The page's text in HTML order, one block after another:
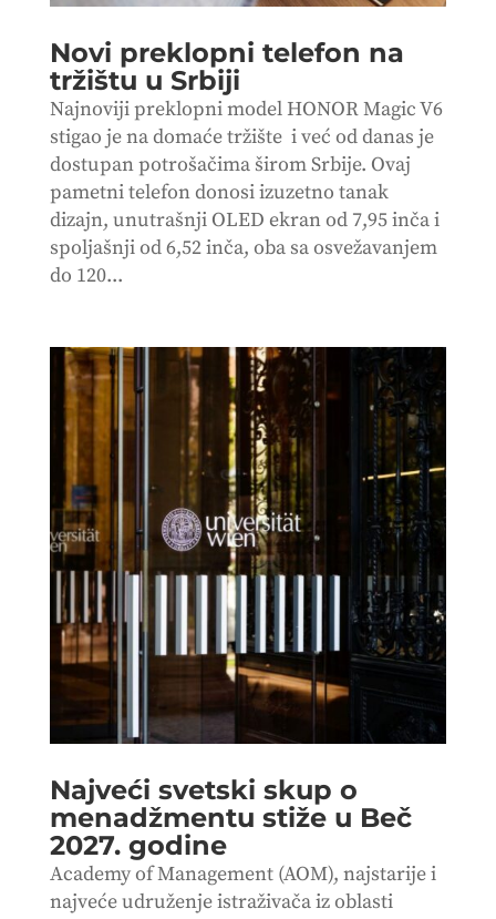
Novi preklopni telefon na
tržištu u Srbiji
Najnoviji preklopni model HONOR Magic V6
stigao je na domaće tržište i već od danas je
dostupan potrošačima širom Srbije. Ovaj
pametni telefon donosi izuzetno tanak
dizajn, unutrašnji OLED ekran od 7,95 inča i
spoljašnji od 6,52 inča, oba sa osvežavanjem
do 120...
Najveći svetski skup o
menadžmentu stiže u Beč
2027. godine
Academy of Management (AOM), najstarije i
najveće udruženje istraživača iz oblasti